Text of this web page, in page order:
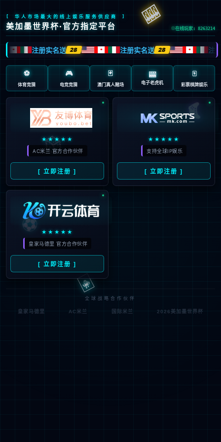
抱歉，页面无法访问...
可能原因：网址有错误 >请检查地址是否完整或存在多余字
符;
网址已失效 >可能页面已删除，活动已下线等
返回首页